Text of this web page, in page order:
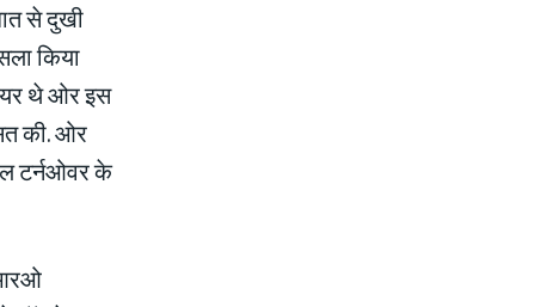
से दुखी
किया
थे ओर इस
की. ओर
टर्नओवर के
आरओ